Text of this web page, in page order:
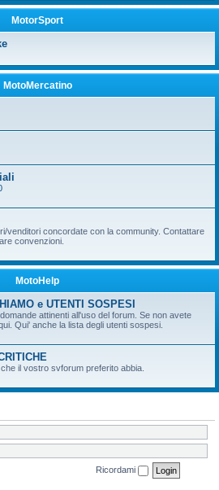
MotorSport
MotoMercatino
venditori concordate con la community. Contattare
convenzioni.
MotoHelp
e UTENTI SOSPESI
attinenti all'uso del forum. Se non avete
Qui' anche la lista degli utenti sospesi.
il vostro svforum preferito abbia.
Ricordami